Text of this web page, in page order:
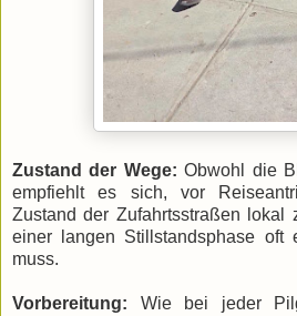
Zustand der Wege: Obwohl die
empfiehlt es sich, vor
Zustand der Zufahrtsstraßen lokal
einer langen Stillstandsphase oft
muss.
Vorbereitung: Wie bei jeder